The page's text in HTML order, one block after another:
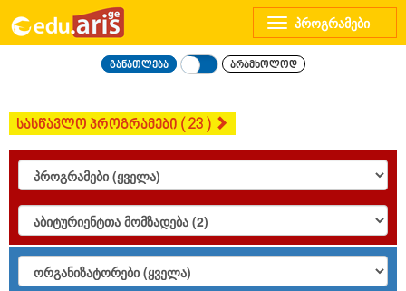
Toggle
navigation
განათლება არამხოლოდ
სასწავლო პროგრამები ( 23 )